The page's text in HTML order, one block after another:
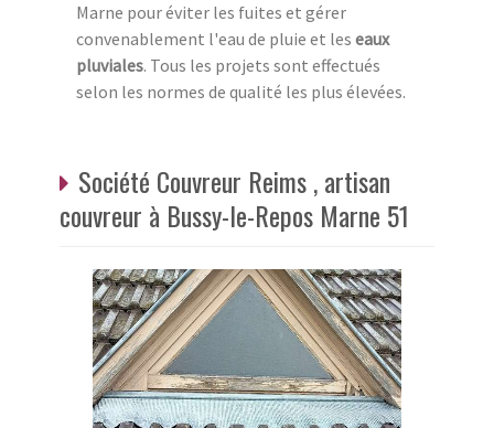
Marne pour éviter les fuites et gérer
convenablement l'eau de pluie et les eaux
pluviales. Tous les projets sont effectués
selon les normes de qualité les plus élevées.
Société Couvreur Reims , artisan
couvreur à Bussy-le-Repos Marne 51